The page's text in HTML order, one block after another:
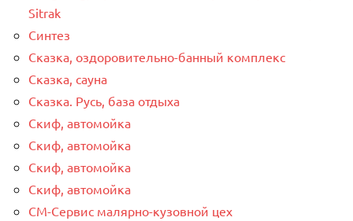
Sitrak
Синтез
Сказка, оздоровительно-банный комплекс
Сказка, сауна
Сказка. Русь, база отдыха
Скиф, автомойка
Скиф, автомойка
Скиф, автомойка
Скиф, автомойка
СМ-Сервис малярно-кузовной цех